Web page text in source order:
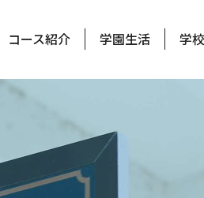
コース紹介 学園生活 学